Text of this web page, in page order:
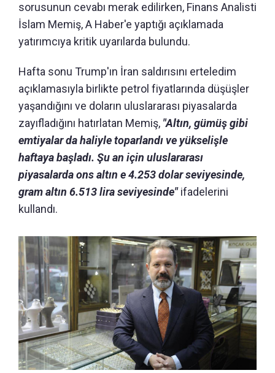
sorusunun cevabı merak edilirken, Finans Analisti
İslam Memiş, A Haber'e yaptığı açıklamada
yatırımcıya kritik uyarılarda bulundu.
Hafta sonu Trump'ın İran saldırısını erteledim
açıklamasıyla birlikte petrol fiyatlarında düşüşler
yaşandığını ve doların uluslararası piyasalarda
zayıfladığını hatırlatan Memiş, "Altın, gümüş gibi
emtiyalar da haliyle toparlandı ve yükselişle
haftaya başladı. Şu an için uluslararası
piyasalarda ons altın e 4.253 dolar seviyesinde,
gram altın 6.513 lira seviyesinde"ifadelerini
kullandı.